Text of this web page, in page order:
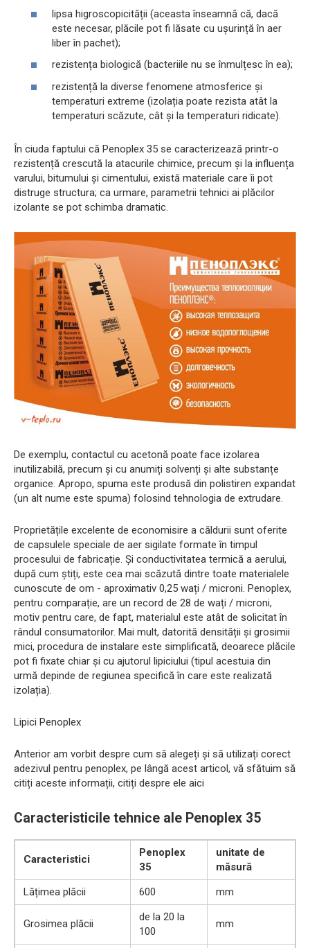
lipsa higroscopicității (aceasta înseamnă că, dacă
este necesar, plăcile pot fi lăsate cu ușurință în aer
liber în pachet);
rezistența biologică (bacteriile nu se înmulțesc în ea);
rezistență la diverse fenomene atmosferice și
temperaturi extreme (izolația poate rezista atât la
temperaturi scăzute, cât și la temperaturi ridicate).
În ciuda faptului că Penoplex 35 se caracterizează printr-o
rezistență crescută la atacurile chimice, precum și la influența
varului, bitumului și cimentului, există materiale care îi pot
distruge structura; ca urmare, parametrii tehnici ai plăcilor
izolante se pot schimba dramatic.
De exemplu, contactul cu acetonă poate face izolarea
inutilizabilă, precum și cu anumiți solvenți și alte substanțe
organice. Apropo, spuma este produsă din polistiren expandat
(un alt nume este spuma) folosind tehnologia de extrudare.
Proprietățile excelente de economisire a căldurii sunt oferite
de capsulele speciale de aer sigilate formate în timpul
procesului de fabricație. Și conductivitatea termică a aerului,
după cum știți, este cea mai scăzută dintre toate materialele
cunoscute de om - aproximativ 0,25 wați / microni. Penoplex,
pentru comparație, are un record de 28 de wați / microni,
motiv pentru care, de fapt, materialul este atât de solicitat în
rândul consumatorilor. Mai mult, datorită densității și grosimii
mici, procedura de instalare este simplificată, deoarece plăcile
pot fi fixate chiar și cu ajutorul lipiciului (tipul acestuia din
urmă depinde de regiunea specifică în care este realizată
izolația).
Lipici Penoplex
Anterior am vorbit despre cum să alegeți și să utilizați corect
adezivul pentru penoplex, pe lângă acest articol, vă sfătuim să
citiți aceste informații, citiți despre ele aici
Caracteristicile tehnice ale Penoplex 35
Caracteristici
Penoplex
35
unitate de
măsură
Lățimea plăcii
600 mm
Grosimea plăcii
de la 20 la
100
mm